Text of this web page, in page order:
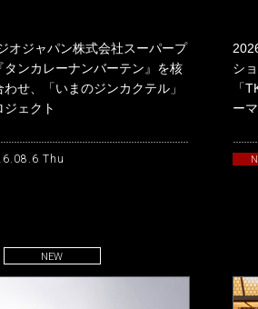
オジャパン株式会社スーパープ
タンカレーナンバーテン』を核
せ、「いまのジンカクテル」
ェクト
Thu
シ
「
ー
NEW